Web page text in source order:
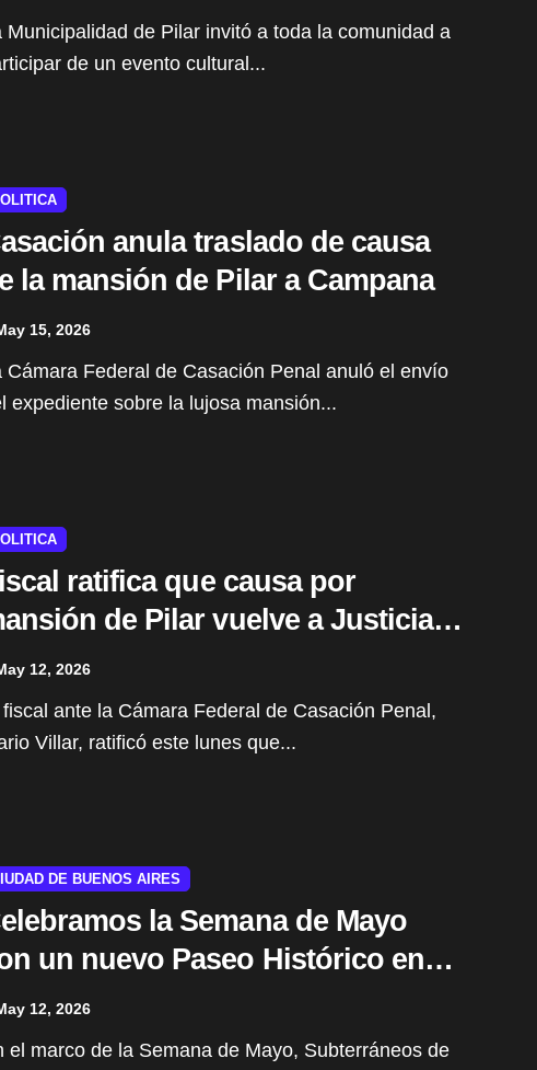
de un evento cultural...
anula traslado de causa
la mansión de Pilar a Campana
15, 2026
expediente sobre la lujosa mansión...
ratifica que causa por
de Pilar vuelve a Justicia
12, 2026
Villar, ratificó este lunes que...
DE BUENOS AIRES
la Semana de Mayo
un nuevo Paseo Histórico en
Brujas”
12, 2026